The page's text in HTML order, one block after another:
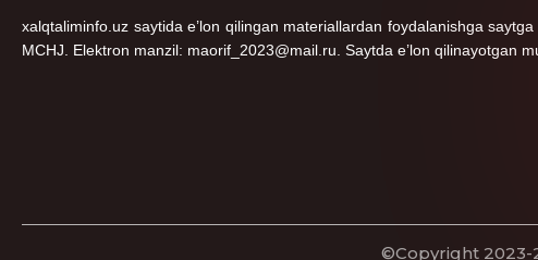
xalqtaliminfo.uz saytida e’lon qilingan materiallardan foydalanishga
MCHJ. Elektron manzil: maorif_2023@mail.ru. Saytda e’lon qilinayotgan
©Copyright 2023-